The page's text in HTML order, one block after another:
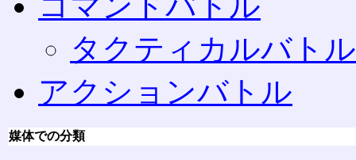
タクティカルバトル
アクションバトル
媒体での分類